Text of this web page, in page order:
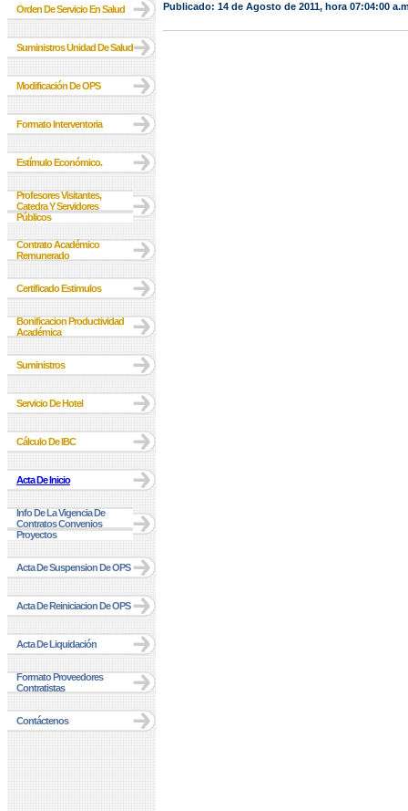
Orden De Servicio En Salud
Suministros Unidad De Salud
Modificación De OPS
Formato Interventoria
Estímulo Económico.
Profesores Visitantes,
Catedra Y Servidores
Públicos
Contrato Académico
Remunerado
Certificado Estimulos
Bonificacion Productividad
Académica
Suministros
Servicio De Hotel
Cálculo De IBC
Acta De Inicio
Info De La Vigencia De
Contratos Convenios
Proyectos
Acta De Suspension De OPS
Acta De Reiniciacion De OPS
Acta De Liquidación
Formato Proveedores
Contratistas
Contáctenos
Publicado: 14 de Agosto de 2011, hora 07:04:00